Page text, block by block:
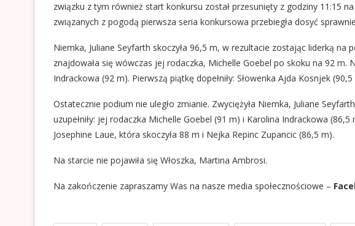
związku z tym również start konkursu został przesunięty z godziny 11:15
związanych z pogodą pierwsza seria konkursowa przebiegła dosyć
Niemka, Juliane Seyfarth skoczyła 96,5 m, w rezultacie zostając liderką na
znajdowała się wówczas jej rodaczka, Michelle Goebel po skoku na 92 m.
Indrackowa (92 m). Pierwszą piątkę dopełniły: Słowenka Ajda Kosnjek
Ostatecznie podium nie uległo zmianie. Zwyciężyła Niemka, Juliane
uzupełniły: jej rodaczka Michelle Goebel (91 m) i Karolina Indrackowa (86,5
Josephine Laue, która skoczyła 88 m i Nejka Repinc Zupancic (86,5 m).
Na starcie nie pojawiła się Włoszka, Martina Ambrosi.
Na zakończenie zapraszamy Was na nasze media społecznościowe –